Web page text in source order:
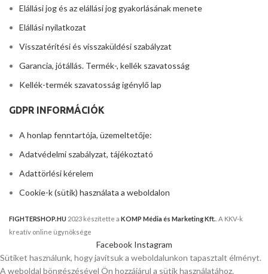
Elállási jog és az elállási jog gyakorlásának menete
Elállási nyilatkozat
Visszatérítési és visszaküldési szabályzat
Garancia, jótállás. Termék-, kellék szavatosság
Kellék-termék szavatosság igénylő lap
GDPR INFORMÁCIÓK
A honlap fenntartója, üzemeltetője:
Adatvédelmi szabályzat, tájékoztató
Adattörlési kérelem
Cookie-k (sütik) használata a weboldalon
FIGHTERSHOP.HU 2023 készítette a KOMP Média és Marketing Kft. . A KKV-k
kreatív online ügynöksége
Facebook Instagram
Sütiket használunk, hogy javítsuk a weboldalunkon tapasztalt élményt.
A weboldal böngészésével Ön hozzájárul a sütik használatához.